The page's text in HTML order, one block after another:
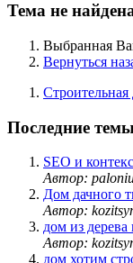
Тема не
Выбранная
Вернуться
Строительная
Последние
SEO и
Автор:
Дом дачного
Автор:
дом из
Автор:
дом хотим